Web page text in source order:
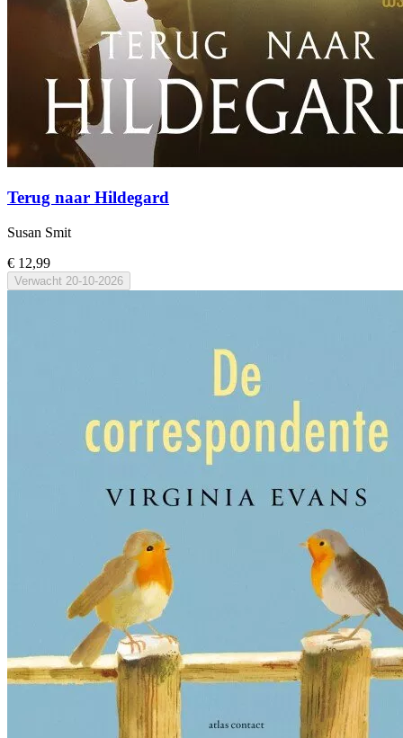
Terug naar Hildegard
Susan Smit
€ 12,99
Verwacht 20-10-2026